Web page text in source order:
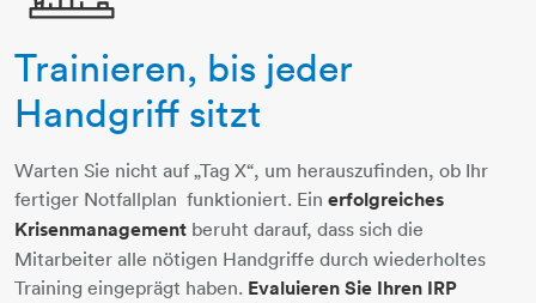
foerderband-roboter
Trainieren, bis jeder
Handgriff sitzt
Warten Sie nicht auf „Tag X“, um herauszufinden, ob Ihr
fertiger Notfallplan funktioniert. Ein erfolgreiches
Krisenmanagement beruht darauf, dass sich die
Mitarbeiter alle nötigen Handgriffe durch wiederholtes
Training eingeprägt haben. Evaluieren Sie Ihren IRP